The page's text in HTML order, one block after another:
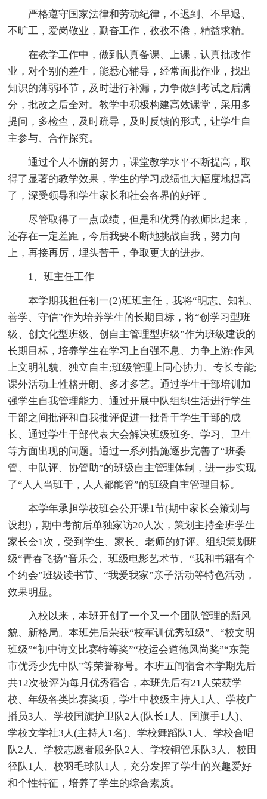
严格遵守国家法律和劳动纪律，不迟到、不早退、
不旷工，爱岗敬业，勤奋工作，孜孜不倦，精益求精。
在教学工作中，做到认真备课、上课，认真批改作
业，对个别的差生，能悉心辅导，经常面批作业，找出
知识的薄弱环节，及时进行补漏，力争做到考试之后满
分，批改之后全对。教学中积极构建高效课堂，采用多
提问，多检查，及时疏导，及时反馈的形式，让学生自
主参与、合作探究。
通过个人不懈的努力，课堂教学水平不断提高，取
得了显著的教学效果，学生的学习成绩也大幅度地提高
了，深受领导和学生家长和社会各界的好评 。
尽管取得了一点成绩，但是和优秀的教师比起来，
还存在一定差距，今后我要不断地挑战自我，努力向
上，再接再厉，埋头苦干，争取更大的进步。
1、班主任工作
本学期我担任初一(2)班班主任，我将“明志、知礼、
善学、守信”作为培养学生的长期目标，将“创学习型班
级、创文化型班级、创自主管理型班级”作为班级建设的
长期目标，培养学生在学习上自强不息、力争上游;作风
上文明礼貌、独立自主;班级管理上同心协力、专长专能;
课外活动上性格开朗、多才多艺。通过学生干部培训加
强学生自我管理能力、通过开展中队组织生活进行学生
干部之间批评和自我批评促进一批骨干学生干部的成
长、通过学生干部代表大会解决班级班务、学习、卫生
等方面出现的问题。通过一系列措施逐步完善了“班委
管、中队评、协管助”的班级自主管理体制，进一步实现
了“人人当班干，人人都能管”的班级自主管理目标。
本学年承担学校班会公开课1节(期中家长会策划与
设想)，期中考前后单独家访20人次，策划主持全班学生
家长会1次，受到学生、家长、老师的好评。组织策划班
级“青春飞扬”音乐会、班级电影艺术节、“我和书籍有个
个约会”班级读书节、“我爱我家”亲子活动等特色活动，
效果明显。
入校以来，本班开创了一个又一个团队管理的新风
貌、新格局。本班先后荣获“校军训优秀班级”、“校文明
班级”“初中诗文比赛特等奖”“校运会道德风尚奖”“东莞
市优秀少先中队”等荣誉称号。本班五间宿舍本学期先后
共12次被评为每月优秀宿舍，本班先后有21人荣获学
校、年级各类比赛奖项，学生中校级主持人1人、学校广
播员3人、学校国旗护卫队2人(队长1人、国旗手1人)、
学校文学社3人(主持人1名)、学校舞蹈队1人、学校合唱
队2人、学校志愿者服务队2人、学校铜管乐队3人、校田
径队1人、校羽毛球队1人，充分发挥了学生的兴趣爱好
和个性特征，培养了学生的综合素质。